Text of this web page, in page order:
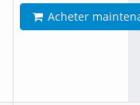
Acheter